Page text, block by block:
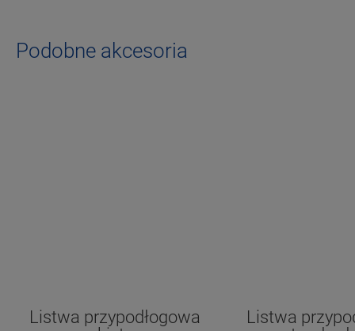
Podobne akcesoria
Listwa przypodłogowa
Listwa